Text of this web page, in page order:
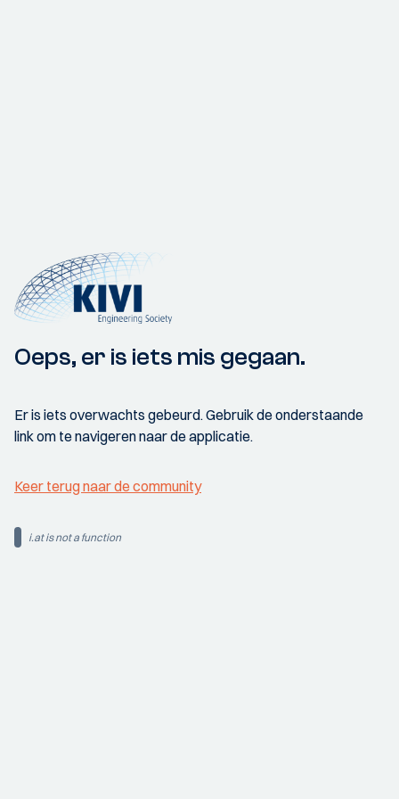
Oeps, er is iets mis gegaan.
Er is iets overwachts gebeurd. Gebruik de onderstaande
link om te navigeren naar de applicatie.
Keer terug naar de community
i.at is not a function